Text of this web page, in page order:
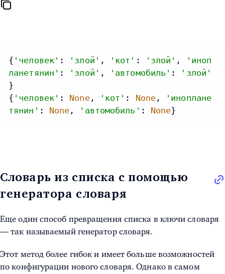
{ 'человек' : 'злой' , 'кот' : 'злой' ,
'иноп
ланетянин' : 'злой' , 'автомобиль' :
'злой'
}
{ 'человек' : None, 'кот' : None,
'иноплане
тянин' : None , 'автомобиль' : None}
Словарь из списка с помощью
генератора словаря
Еще один способ превращения списка в ключи словаря
— так называемый генератор словаря.
Этот метод более гибок и имеет больше возможностей
по конфигурации нового словаря. Однако в самом